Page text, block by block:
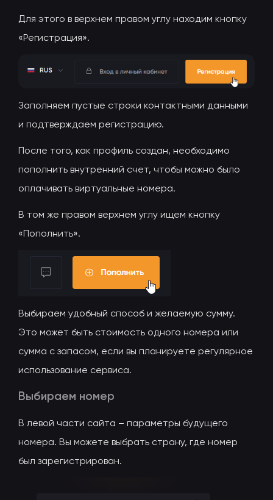
Для этого в верхнем правом углу находим кнопку
«Регистрация».
Заполняем пустые строки контактными данными
и подтверждаем регистрацию.
После того, как профиль создан, необходимо
пополнить внутренний счет, чтобы можно было
оплачивать виртуальные номера.
В том же правом верхнем углу ищем кнопку
«Пополнить».
Выбираем удобный способ и желаемую сумму.
Это может быть стоимость одного номера или
сумма с запасом, если вы планируете регулярное
использование сервиса.
Выбираем номер
В левой части сайта – параметры будущего
номера. Вы можете выбрать страну, где номер
был зарегистрирован.